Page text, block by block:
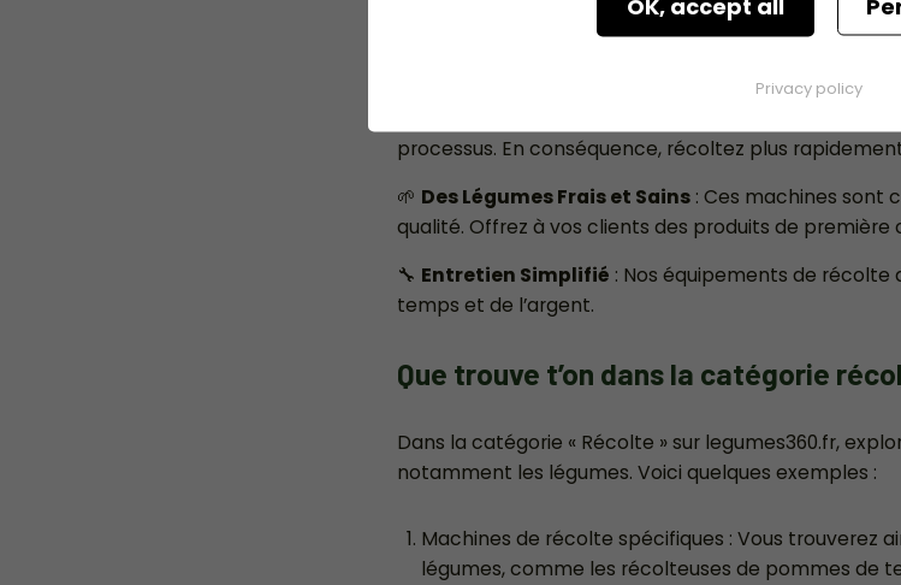
Voir l'annonce
: Nos équipements de
processus. En conséquence, récoltez plus
🌱 Des Légumes Frais et Sains : Ces machines sont
qualité. Offrez à vos clients des produits de première
🔧 Entretien Simplifié : Nos équipements de récolte
temps et de l’argent.
Que trouve t’on dans la catégorie
Dans la catégorie « Récolte » sur legumes360.fr,
notamment les légumes. Voici quelques exemples :
Machines de récolte spécifiques : Vous trouverez
légumes, comme les récolteuses de pommes de
OK, accept all
Privacy policy